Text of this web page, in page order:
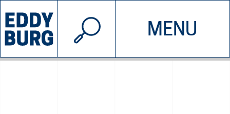
MENU
INIZIATIVE CHI SIAMO
© 2026 EDDYBURG